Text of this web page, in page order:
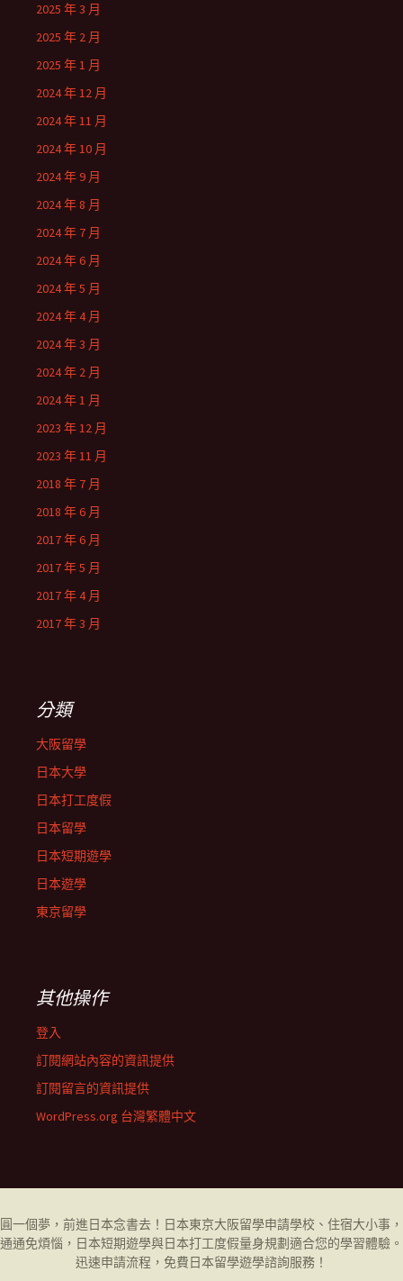
2025 年 3 月
2025 年 2 月
2025 年 1 月
2024 年 12 月
2024 年 11 月
2024 年 10 月
2024 年 9 月
2024 年 8 月
2024 年 7 月
2024 年 6 月
2024 年 5 月
2024 年 4 月
2024 年 3 月
2024 年 2 月
2024 年 1 月
2023 年 12 月
2023 年 11 月
2018 年 7 月
2018 年 6 月
2017 年 6 月
2017 年 5 月
2017 年 4 月
2017 年 3 月
分類
大阪留學
日本大學
日本打工度假
日本留學
日本短期遊學
日本遊學
東京留學
其他操作
登入
訂閱網站內容的資訊提供
訂閱留言的資訊提供
WordPress.org 台灣繁體中文
圓一個夢，前進日本念書去！日本東京大阪留學申請學校、住宿大小事，
通通免煩惱，日本短期遊學與日本打工度假量身規劃適合您的學習體驗。
迅速申請流程，免費日本留學遊學諮詢服務！